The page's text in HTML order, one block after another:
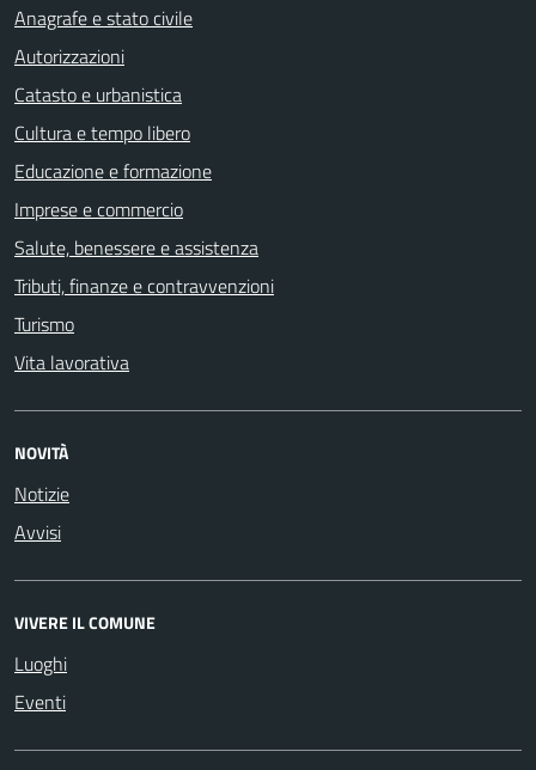
Anagrafe e stato civile
Autorizzazioni
Catasto e urbanistica
Cultura e tempo libero
Educazione e formazione
Imprese e commercio
Salute, benessere e assistenza
Tributi, finanze e contravvenzioni
Turismo
Vita lavorativa
NOVITÀ
Notizie
Avvisi
VIVERE IL COMUNE
Luoghi
Eventi